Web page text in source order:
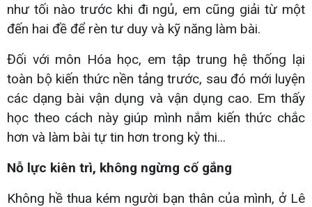
như tối nào trước khi đi ngủ, em cũng giải từ một
đến hai đề để rèn tư duy và kỹ năng làm bài.
Đối với môn Hóa học, em tập trung hệ thống lại
toàn bộ kiến thức nền tảng trước, sau đó mới luyện
các dạng bài vận dụng và vận dụng cao. Em thấy
học theo cách này giúp mình nắm kiến thức chắc
hơn và làm bài tự tin hơn trong kỳ thi...
Nỗ lực kiên trì, không ngừng cố gắng
Không hề thua kém người bạn thân của mình, ở Lê